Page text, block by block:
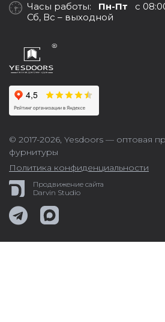
© 2017-2026, Yesdoors — оптовая
фурнитуры
Политика конфиденциальности
Продвижение сайта
Darvin Studio
Часы работы: Пн-Пт с
Сб, Вс – выходной